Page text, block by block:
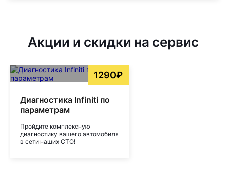
Акции и скидки на сервис
1290₽
Диагностика Infiniti по
параметрам
Пройдите комплексную
диагностику вашего автомобиля
в сети наших СТО!